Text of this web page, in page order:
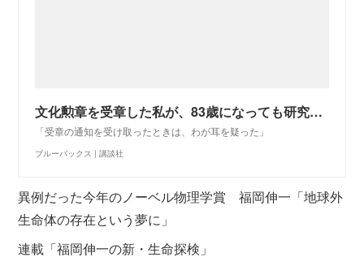
文化勲章を受章した私が、83歳になっても研究を楽しめる理由（甘利 俊一）
「受章の通知を受け取ったときは、わが耳を疑った」
ブルーバックス | 講談社
異例だった今年のノーベル物理学賞 福岡伸一「地球外
生命体の存在という夢に」
連載「福岡伸一の新・生命探検」